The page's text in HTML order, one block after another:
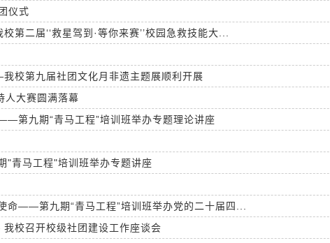
仪式
二届‘‘救星驾到·等你来赛’’校园急救技能大...
校第九届社团文化月非遗主题展顺利开展
大赛圆满落幕
第九期“青马工程”培训班举办专题理论讲座
青马工程"培训班举办专题讲座
命——第九期“青马工程”培训班举办党的二十届四...
校召开校级社团建设工作座谈会